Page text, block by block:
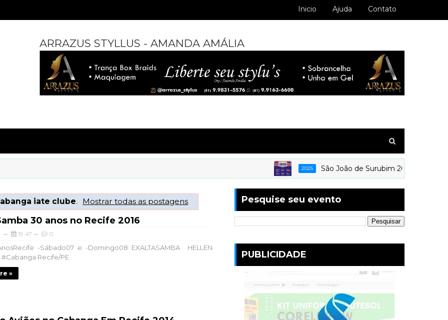
Inicio Ajuda Contato
ARRAZUS STYLLUS - AMANDA AMÁLIA
2025 São João de Surubim 2025 - O Forró da
iate clube. Mostrar todas as postagens
30 anos no Recife 2016
19:47 0
-Sábado07 e -Domingo08 EXALTASAMBA HELLEN
#Cabanga Recife/PE
»
Pesquise seu evento
PUBLICIDADE